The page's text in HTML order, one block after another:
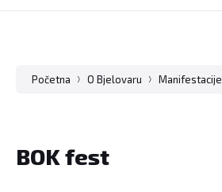
Početna O Bjelovaru Manifestacije
BOK fest